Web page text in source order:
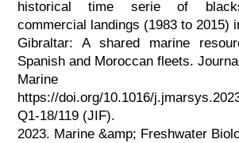
historical time serie of
commercial landings (1983 to 2015)
Gibraltar: A shared marine
Spanish and Moroccan fleets.
Marine
https://doi.org/10.1016/
Q1-18/119 (JIF).
2023. Marine &amp; Freshwater